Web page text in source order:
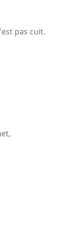
pas cuit.